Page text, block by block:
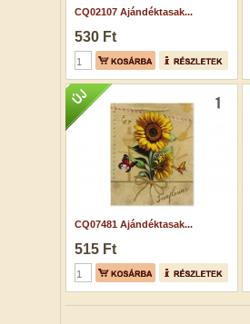
CQ02107 Ajándéktasak...
530 Ft
CQ07481 Ajándéktasak...
515 Ft